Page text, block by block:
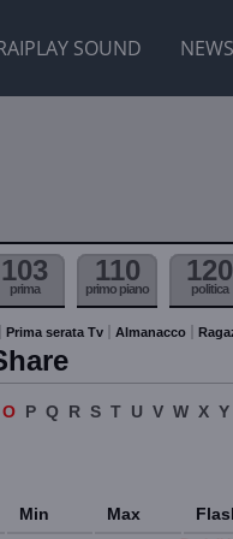
SOUND NEWS
103
prima
110
primo piano
120
politica
Prima serata Tv Almanacco
O P Q R S T U V W X Y
Min Max